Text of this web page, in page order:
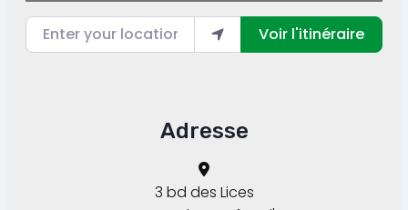
Enter your location
Voir l'itinéraire
Adresse
3 bd des Lices